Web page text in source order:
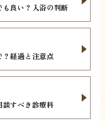
良い？入浴の判断
経過と注意点
談すべき診療科